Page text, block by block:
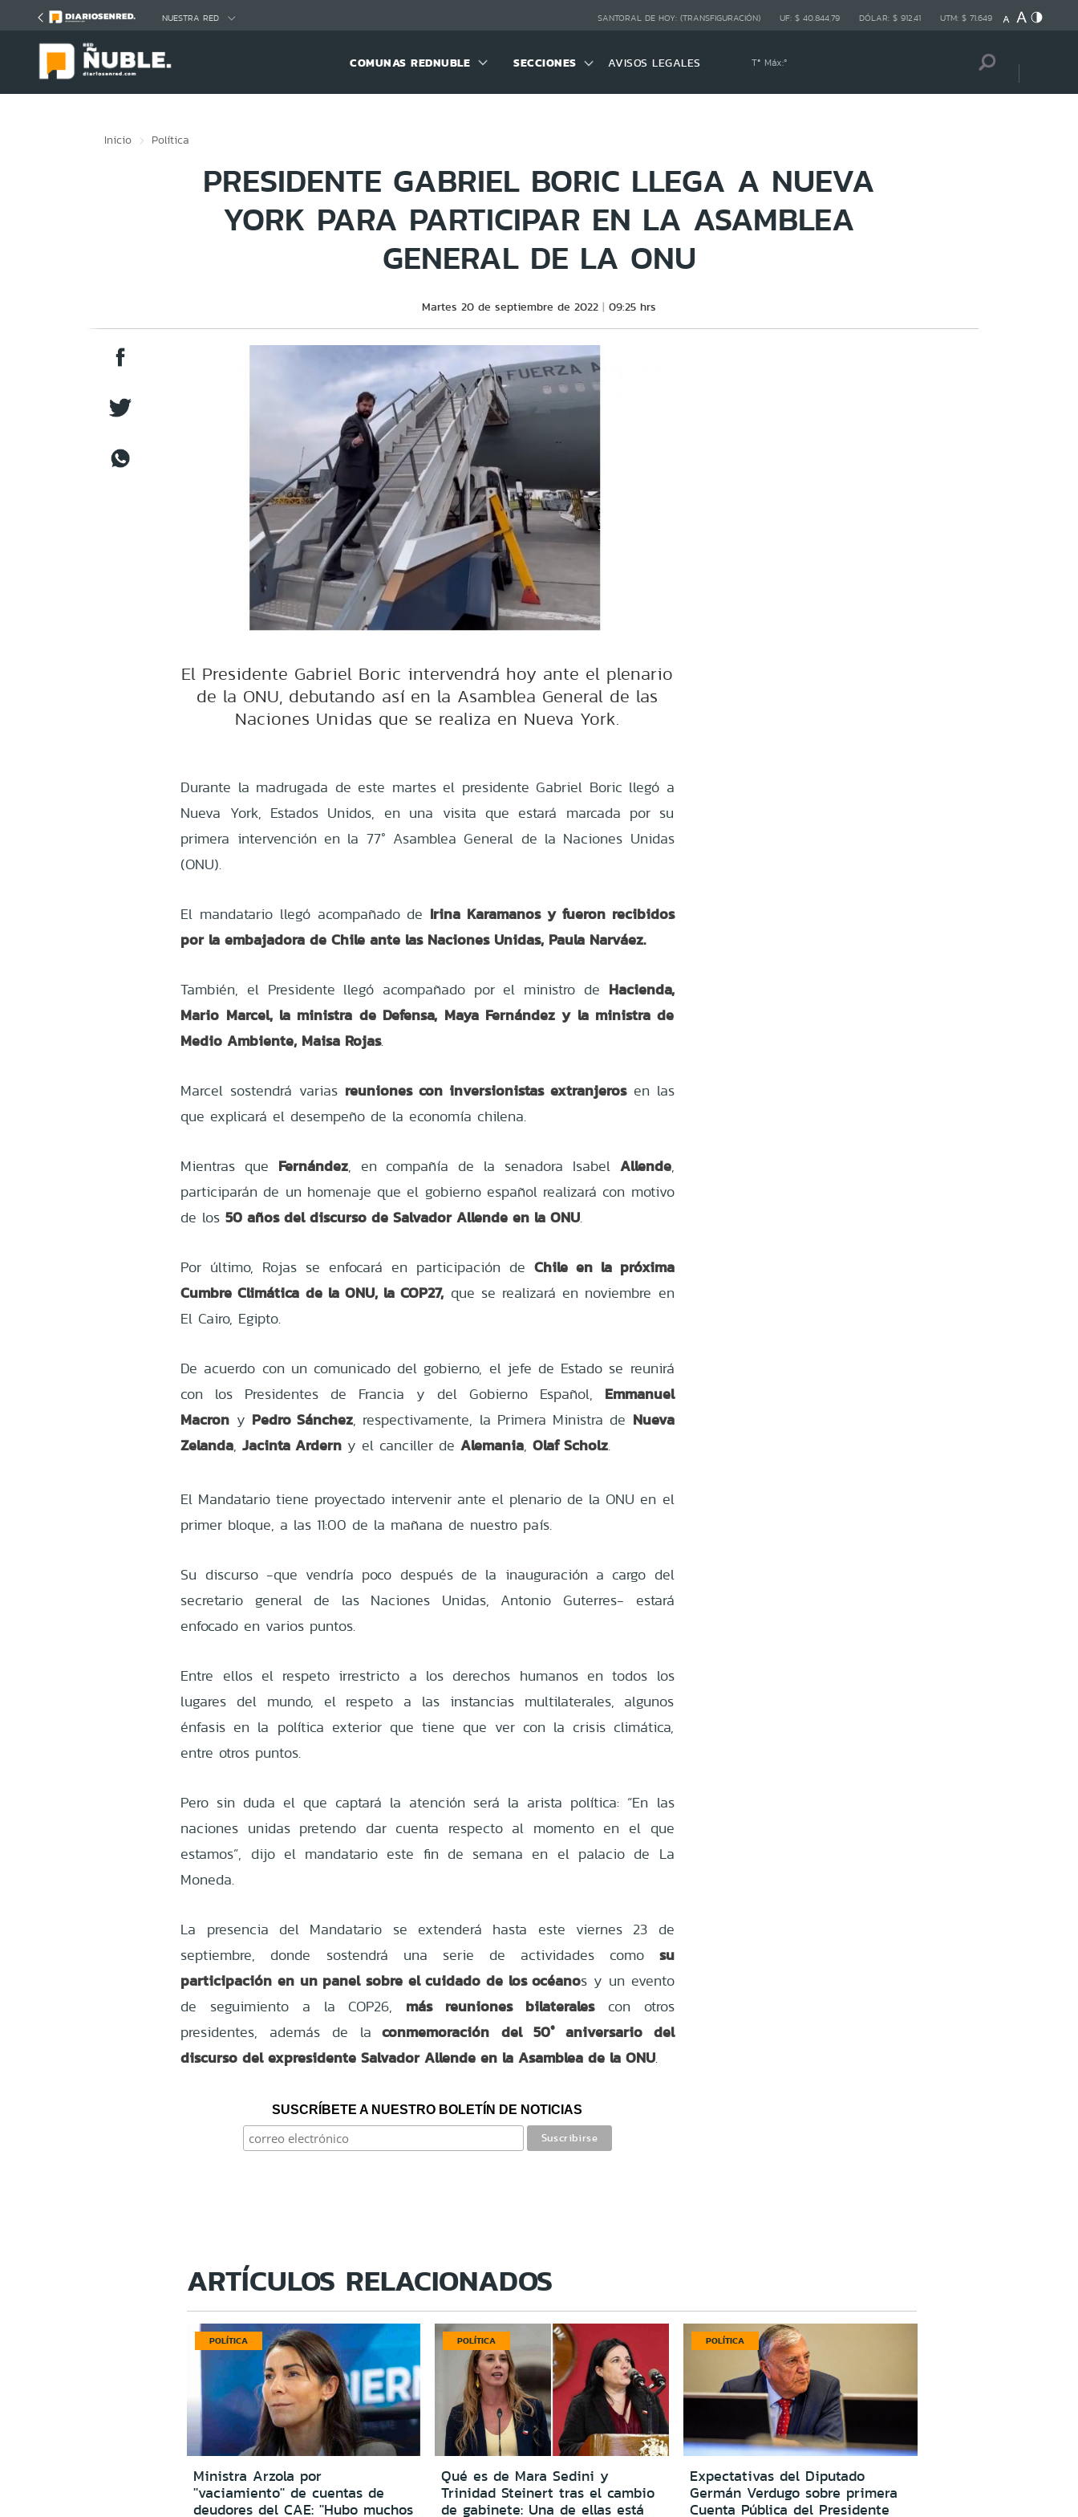
NUESTRA RED SANTORAL DE HOY: (TRANSFIGURACIÓN) UF: $ 40.844,79 DÓLAR: $ 912,41 UTM: $ 71.649
COMUNAS REDNUBLE SECCIONES AVISOS LEGALES Tª Máx:º
Inicio Política
PRESIDENTE GABRIEL BORIC LLEGA A NUEVA
YORK PARA PARTICIPAR EN LA ASAMBLEA
GENERAL DE LA ONU
Martes 20 de septiembre de 2022 09:25 hrs
El Presidente Gabriel Boric intervendrá hoy ante el plenario
de la ONU, debutando así en la Asamblea General de las
Naciones Unidas que se realiza en Nueva York.
Durante la madrugada de este martes el presidente Gabriel Boric llegó a
Nueva York, Estados Unidos, en una visita que estará marcada por su
primera intervención en la 77° Asamblea General de la Naciones Unidas
(ONU).
El mandatario llegó acompañado de Irina Karamanos y fueron recibidos
por la embajadora de Chile ante las Naciones Unidas, Paula Narváez.
También, el Presidente llegó acompañado por el ministro de Hacienda,
Mario Marcel, la ministra de Defensa, Maya Fernández y la ministra de
Medio Ambiente, Maisa Rojas.
Marcel sostendrá varias reuniones con inversionistas extranjerosen las
que explicará el desempeño de la economía chilena.
Mientras que Fernández, en compañía de la senadora Isabel Allende,
participarán de un homenaje que el gobierno español realizará con motivo
de los50 años del discurso de Salvador Allende en la ONU.
Por último, Rojas se enfocará en participación de Chile en la próxima
Cumbre Climática de la ONU, la COP27, que se realizará en noviembre en
El Cairo, Egipto.
De acuerdo con un comunicado del gobierno, el jefe de Estado se reunirá
con los Presidentes de
Francia y del Gobierno Español, Emmanuel
Macron y Pedro Sánchez, respectivamente, la Primera Ministra de Nueva
Zelanda,Jacinta Ardern y el canciller deAlemania,Olaf Scholz.
El Mandatario tiene proyectado intervenir ante el plenario de la ONU en el
primer bloque, a las 11:00 de la mañana de nuestro país.
Su discurso -que vendría poco después de la inauguración a cargo del
secretario general de las Naciones Unidas, Antonio Guterres- estará
enfocado en varios puntos.
Entre ellos el respeto irrestricto a los derechos humanos en todos los
lugares del mundo, el respeto a las instancias multilaterales, algunos
énfasis en la política exterior que tiene que ver con la crisis climática,
entre otros puntos.
Pero sin duda el que captará la atención será la arista política: “En las
naciones unidas pretendo dar cuenta respecto al momento en el que
estamos”, dijo el mandatario este fin de semana en el palacio de La
Moneda.
La
presencia del Mandatario se extenderá hasta este viernes 23 de
septiembre, donde sostendrá una serie de actividades como
su
participación en un panel sobre el cuidado de los océanos y un evento
de seguimiento a la COP26,
más reuniones bilaterales
con otros
presidentes, además de la conmemoración del 50° aniversario del
discurso del expresidente Salvador Allende en la Asamblea de la ONU.
SUSCRÍBETE A NUESTRO BOLETÍN DE NOTICIAS
ARTÍCULOS RELACIONADOS
POLÍTICA
Ministra Arzola por
''vaciamiento'' de cuentas de
deudores del CAE: ''Hubo muchos
POLÍTICA
Qué es de Mara Sedini y
Trinidad Steinert tras el cambio
de gabinete: Una de ellas está
POLÍTICA
Expectativas del Diputado
Germán Verdugo sobre primera
Cuenta Pública del Presidente